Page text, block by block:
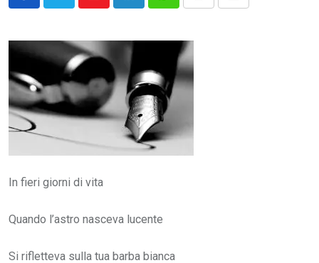
In fieri giorni di vita
Quando l’astro nasceva lucente
Si rifletteva sulla tua barba bianca